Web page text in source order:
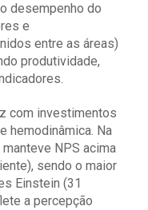
desempenho do
e
entre as áreas)
produtividade,
com investimentos
hemodinâmica. Na
NPS acima
sendo o maior
Einstein (31
a percepção